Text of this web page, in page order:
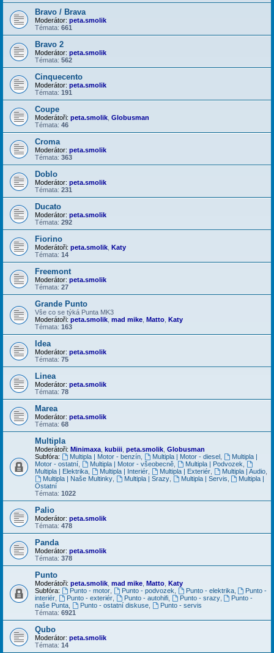
Bravo / Brava
Moderátor: peta.smolik
Témata: 661
Bravo 2
Moderátor: peta.smolik
Témata: 562
Cinquecento
Moderátor: peta.smolik
Témata: 191
Coupe
Moderátoři: peta.smolik, Globusman
Témata: 46
Croma
Moderátor: peta.smolik
Témata: 363
Doblo
Moderátor: peta.smolik
Témata: 231
Ducato
Moderátor: peta.smolik
Témata: 292
Fiorino
Moderátoři: peta.smolik, Katy
Témata: 14
Freemont
Moderátor: peta.smolik
Témata: 27
Grande Punto
Vše co se týká Punta MK3
Moderátoři: peta.smolik, mad mike, Matto, Katy
Témata: 163
Idea
Moderátor: peta.smolik
Témata: 75
Linea
Moderátor: peta.smolik
Témata: 78
Marea
Moderátor: peta.smolik
Témata: 68
Multipla
Moderátoři: Minimaxa, kubiii, peta.smolik, Globusman
Subfóra:
Multipla | Motor - benzín, Multipla | Motor - diesel ,
Multipla |
Motor - ostatní, Multipla | Motor - všeobecně, Multipla | Podvozek,
Multipla | Elektrika, Multipla | Interiér, Multipla | Exteriér, Multipla | Audio,
Multipla | Naše Multinky, Multipla | Srazy, Multipla | Servis,
Multipla |
Ostatní
Témata: 1022
Palio
Moderátor: peta.smolik
Témata: 478
Panda
Moderátor: peta.smolik
Témata: 378
Punto
Moderátoři: peta.smolik, mad mike, Matto, Katy
Subfóra:
Punto - motor, Punto - podvozek, Punto - elektrika,
Punto -
interiér, Punto - exteriér, Punto - autohifi, Punto - srazy,
Punto -
naše Punta, Punto - ostatní diskuse,
Punto - servis
Témata: 6921
Qubo
Moderátor: peta.smolik
Témata: 14